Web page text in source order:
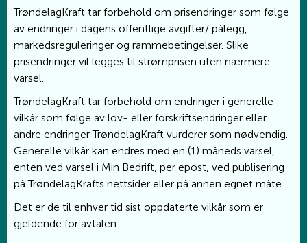
TrøndelagKraft tar forbehold om prisendringer som følge
av endringer i dagens offentlige avgifter/ pålegg,
markedsreguleringer og rammebetingelser. Slike
prisendringer vil legges til strømprisen uten nærmere
varsel.
TrøndelagKraft tar forbehold om endringer i generelle
vilkår som følge av lov- eller forskriftsendringer eller
andre endringer TrøndelagKraft vurderer som nødvendig.
Generelle vilkår kan endres med en (1) måneds varsel,
enten ved varsel i Min Bedrift, per epost, ved publisering
på TrøndelagKrafts nettsider eller på annen egnet måte.
Det er de til enhver tid sist oppdaterte vilkår som er
gjeldende for avtalen.